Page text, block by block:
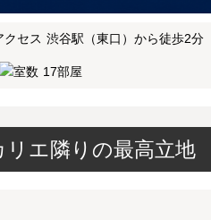
渋谷駅（東口）から徒歩2分
17部屋
エ隣りの最高立地